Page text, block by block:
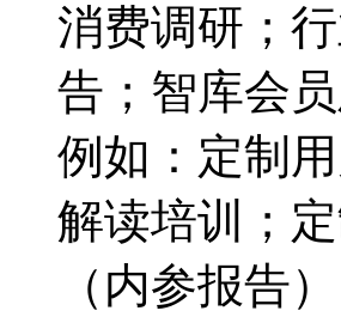
消费调研；
告；智库会
例如：定制
解读培训；
（内参报告）